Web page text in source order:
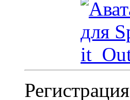
Регистрация